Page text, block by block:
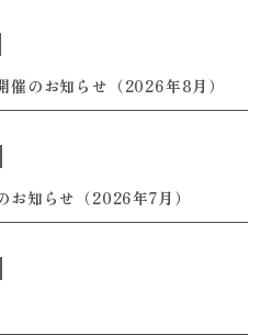
催のお知らせ（2026年8月）
お知らせ（2026年7月）